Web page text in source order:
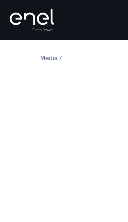
Media3Sun, la “fabbrica del